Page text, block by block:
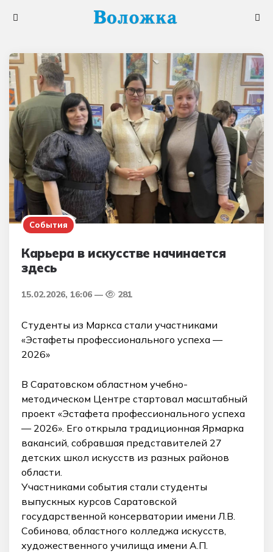
События
Карьера в искусстве начинается
здесь
15.02.2026, 16:06 281
Студенты из Маркса стали участниками
«Эстафеты профессионального успеха —
2026»
В Саратовском областном учебно-
методическом Центре стартовал масштабный
проект «Эстафета профессионального успеха
— 2026». Его открыла традиционная Ярмарка
вакансий, собравшая представителей 27
детских школ искусств из разных районов
области.
Участниками события стали студенты
выпускных курсов Саратовской
государственной консерватории имени Л.В.
Собинова, областного колледжа искусств,
художественного училища имени А.П.